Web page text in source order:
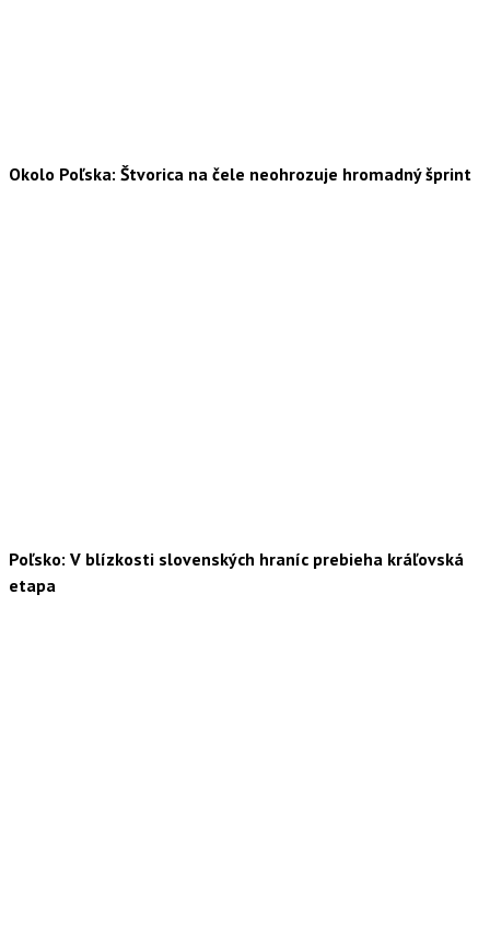
Okolo Poľska: Štvorica na čele neohrozuje hromadný šprint
Poľsko: V blízkosti slovenských hraníc prebieha kráľovská
etapa